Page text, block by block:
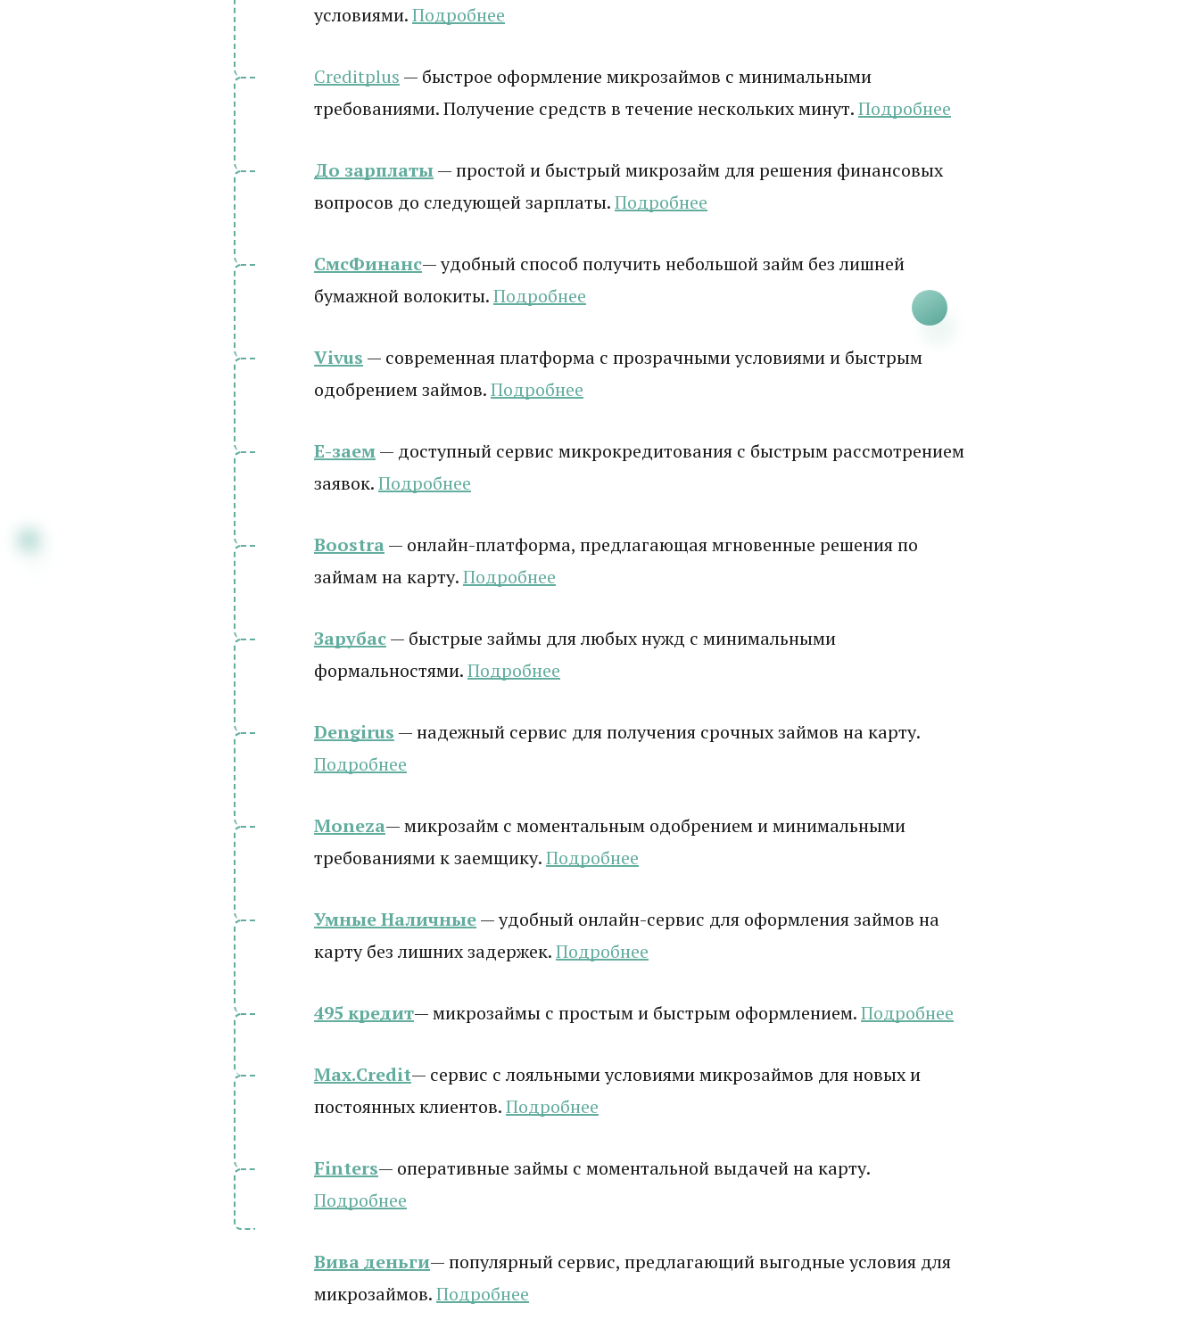
условиями.Подробнее
Creditplus — быстрое оформление микрозаймов с минимальными
требованиями. Получение средств в течение нескольких минут.Подробнее
До зарплаты— простой и быстрый микрозайм для решения финансовых
вопросов до следующей зарплаты.Подробнее
СмсФинанс— удобный способ получить небольшой займ без лишней
бумажной волокиты.Подробнее
Vivus — современная платформа с прозрачными условиями и быстрым
одобрением займов.Подробнее
Е-заем— доступный сервис микрокредитования с быстрым рассмотрением
заявок.Подробнее
Boostra— онлайн-платформа, предлагающая мгновенные решения по
займам на карту.Подробнее
Зарубас— быстрые займы для любых нужд с минимальными
формальностями.Подробнее
Dengirus — надежный сервис для получения срочных займов на карту.
Подробнее
Moneza— микрозайм с моментальным одобрением и минимальными
требованиями к заемщику.Подробнее
Умные Наличные— удобный онлайн-сервис для оформления займов на
карту без лишних задержек.Подробнее
495 кредит— микрозаймы с простым и быстрым оформлением.Подробнее
Max.Credit— сервис с лояльными условиями микрозаймов для новых и
постоянных клиентов.Подробнее
Finters— оперативные займы с моментальной выдачей на карту.
Подробнее
Вива деньги— популярный сервис, предлагающий выгодные условия для
микрозаймов.Подробнее